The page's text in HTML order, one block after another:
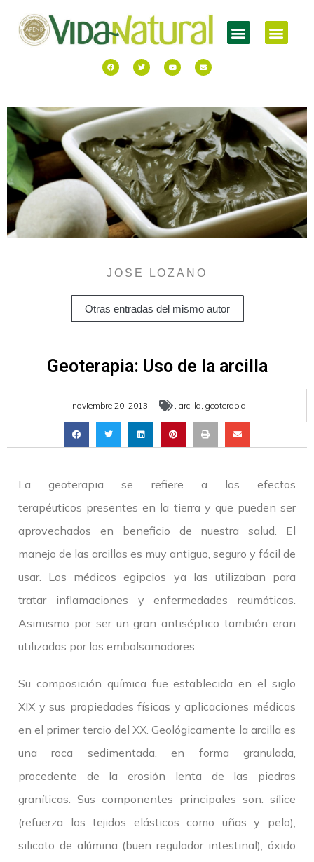
JOSE LOZANO
Otras entradas del mismo autor
Geoterapia: Uso de la arcilla
noviembre 20, 2013 , arcilla, geoterapia
La geoterapia se refiere a los efectos
terapéuticos presentes en la tierra y que pueden ser
aprovechados en beneficio de nuestra salud. El
manejo de las arcillas es muy antiguo, seguro y fácil de
usar. Los médicos egipcios ya las utilizaban para
tratar inflamaciones y enfermedades reumáticas.
Asimismo por ser un gran antiséptico también eran
utilizadas por los embalsamadores.
Su composición química fue establecida en el siglo
XIX y sus propiedades físicas y aplicaciones médicas
en el primer tercio del XX. Geológicamente la arcilla es
una roca sedimentada, en forma granulada,
procedente de la erosión lenta de las piedras
graníticas. Sus componentes principales son: sílice
(refuerza los tejidos elásticos como uñas y pelo),
silicato de alúmina (buen regulador intestinal), óxido